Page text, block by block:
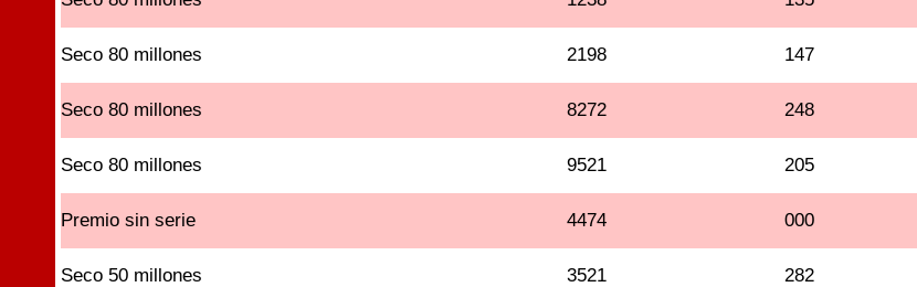
Seco 80 millones 2198 147
Seco 80 millones 8272 248
Seco 80 millones 9521 205
Premio sin serie 4474 000
Seco 50 millones 3521 282